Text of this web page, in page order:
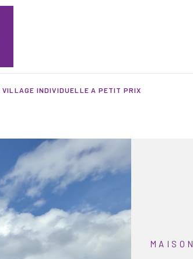
VILLAGE INDIVIDUELLE A PETIT PRIX
MAISON